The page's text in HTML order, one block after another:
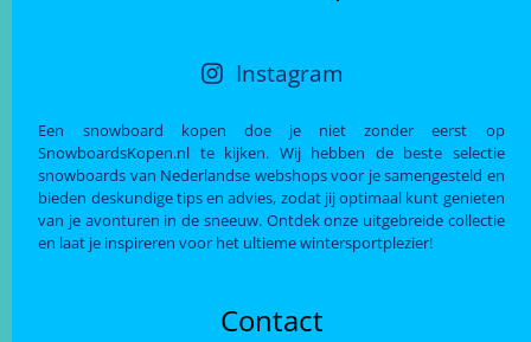
Instagram
Een snowboard kopen doe je niet zonder eerst op
SnowboardsKopen.nl te kijken. Wij hebben de beste selectie
snowboards van Nederlandse webshops voor je samengesteld en
bieden deskundige tips en advies, zodat jij optimaal kunt genieten
van je avonturen in de sneeuw. Ontdek onze uitgebreide collectie
en laat je inspireren voor het ultieme wintersportplezier!
Contact